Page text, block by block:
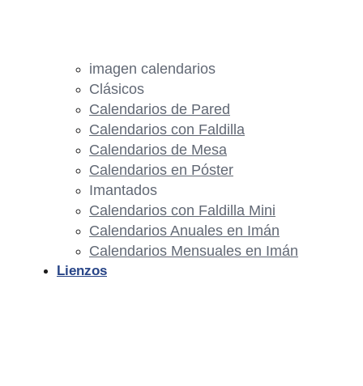
imagen calendarios
Clásicos
Calendarios de Pared
Calendarios con Faldilla
Calendarios de Mesa
Calendarios en Póster
Imantados
Calendarios con Faldilla Mini
Calendarios Anuales en Imán
Calendarios Mensuales en Imán
Lienzos